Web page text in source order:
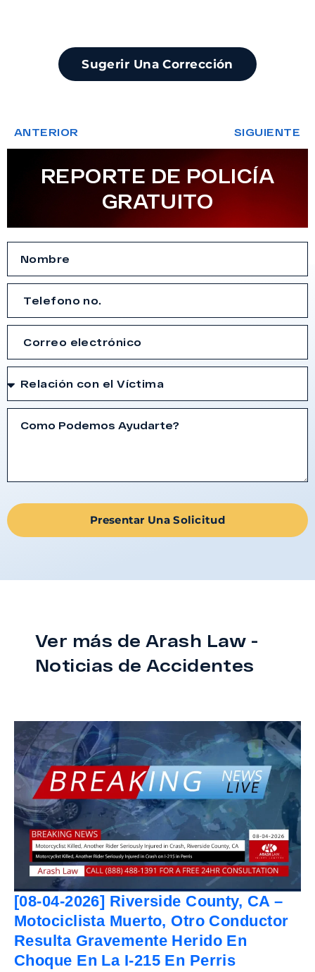
Sugerir Una Corrección
ANTERIOR SIGUIENTE
REPORTE DE POLICÍA
GRATUITO
Presentar Una Solicitud
Ver más de Arash Law -
Noticias de Accidentes
[08-04-2026] Riverside County, CA –
Motociclista Muerto, Otro Conductor
Resulta Gravemente Herido En
Choque En La I-215 En Perris